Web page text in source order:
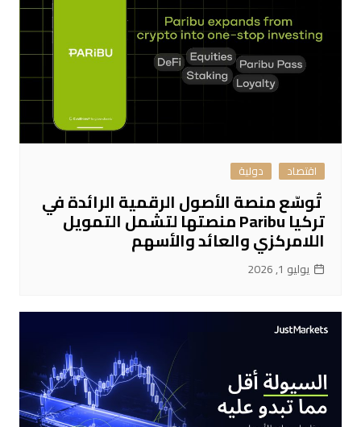
اقتصاد دولية
تُوسّع منصة الأصول الرقمية الرائدة في
تركيا Paribu منصتها لتشمل التمويل
اللامركزي والعائد والأسهم
يوليو 1, 2026